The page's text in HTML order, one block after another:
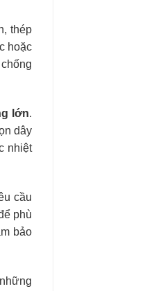
thép
hoặc
lớn.
dây
nhiệt
cầu
phù
bảo